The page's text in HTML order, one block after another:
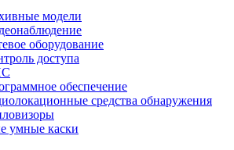
модели
оборудование
доступа
обеспечение
средства обнаружения
умные каски